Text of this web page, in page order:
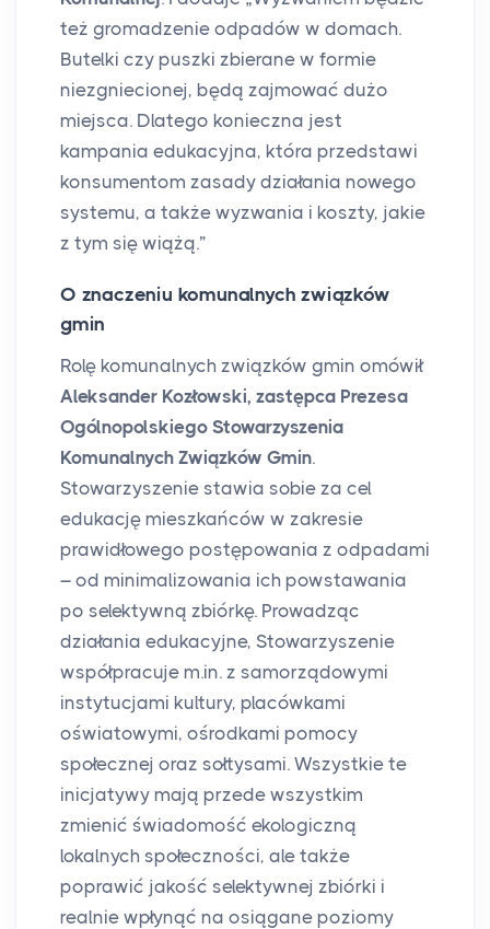
też gromadzenie odpadów w domach.
Butelki czy puszki zbierane w formie
niezgniecionej, będą zajmować dużo
miejsca. Dlatego konieczna jest
kampania edukacyjna, która przedstawi
konsumentom zasady działania nowego
systemu, a także wyzwania i koszty, jakie
z tym się wiążą.”
O znaczeniu komunalnych związków
gmin
Rolę komunalnych związków gmin omówił
Aleksander Kozłowski, zastępca Prezesa
Ogólnopolskiego Stowarzyszenia
Komunalnych Związków Gmin.
Stowarzyszenie stawia sobie za cel
edukację mieszkańców w zakresie
prawidłowego postępowania z odpadami
– od minimalizowania ich powstawania
po selektywną zbiórkę. Prowadząc
działania edukacyjne, Stowarzyszenie
współpracuje m.in. z samorządowymi
instytucjami kultury, placówkami
oświatowymi, ośrodkami pomocy
społecznej oraz sołtysami. Wszystkie te
inicjatywy mają przede wszystkim
zmienić świadomość ekologiczną
lokalnych społeczności, ale także
poprawić jakość selektywnej zbiórki i
realnie wpłynąć na osiągane poziomy